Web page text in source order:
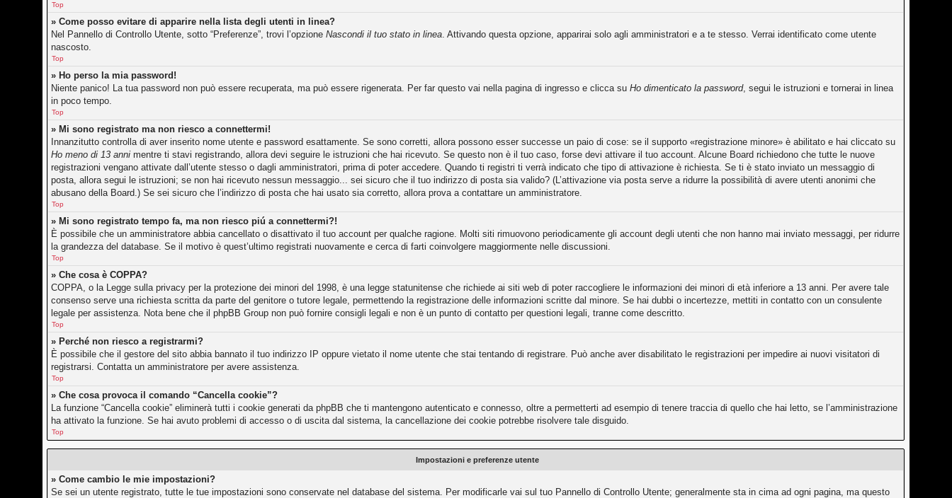
Top
» Come posso evitare di apparire nella lista degli utenti in linea?
Nel Pannello di Controllo Utente, sotto “Preferenze”, trovi l’opzioneNascondi il tuo stato in linea. Attivando questa opzione, apparirai solo agli amministratori e a te stesso. Verrai identificato come utente
nascosto.
Top
» Ho perso la mia password!
Niente panico! La tua password non può essere recuperata, ma può essere rigenerata. Per far questo vai nella pagina di ingresso e clicca suHo dimenticato la password, segui le istruzioni e tornerai in linea
in poco tempo.
Top
» Mi sono registrato ma non riesco a connettermi!
Innanzitutto controlla di aver inserito nome utente e password esattamente. Se sono corretti, allora possono esser successe un paio di cose: se il supporto «registrazione minore» è abilitato e hai cliccato su
Ho meno di 13 anni mentre ti stavi registrando, allora devi seguire le istruzioni che hai ricevuto. Se questo non è il tuo caso, forse devi attivare il tuo account. Alcune Board richiedono che tutte le nuove
registrazioni vengano attivate dall’utente stesso o dagli amministratori, prima di poter accedere. Quando ti registri ti verrà indicato che tipo di attivazione è richiesta. Se ti è stato inviato un messaggio di
posta, allora segui le istruzioni; se non hai ricevuto nessun messaggio... sei sicuro che il tuo indirizzo di posta sia valido? (L’attivazione via posta serve a ridurre la possibilità di avere utenti anonimi che
abusano della Board.) Se sei sicuro che l’indirizzo di posta che hai usato sia corretto, allora prova a contattare un amministratore.
Top
» Mi sono registrato tempo fa, ma non riesco piú a connettermi?!
È possibile che un amministratore abbia cancellato o disattivato il tuo account per qualche ragione. Molti siti rimuovono periodicamente gli account degli utenti che non hanno mai inviato messaggi, per ridurre
la grandezza del database. Se il motivo è quest’ultimo registrati nuovamente e cerca di farti coinvolgere maggiormente nelle discussioni.
Top
» Che cosa è COPPA?
COPPA, o la Legge sulla privacy per la protezione dei minori del 1998, è una legge statunitense che richiede ai siti web di poter raccogliere le informazioni dei minori di età inferiore a 13 anni. Per avere tale
consenso serve una richiesta scritta da parte del genitore o tutore legale, permettendo la registrazione delle informazioni scritte dal minore. Se hai dubbi o incertezze, mettiti in contatto con un consulente
legale per assistenza. Nota bene che il phpBB Group non può fornire consigli legali e non è un punto di contatto per questioni legali, tranne come descritto.
Top
» Perché non riesco a registrarmi?
È possibile che il gestore del sito abbia bannato il tuo indirizzo IP oppure vietato il nome utente che stai tentando di registrare. Può anche aver disabilitato le registrazioni per impedire ai nuovi visitatori di
registrarsi. Contatta un amministratore per avere assistenza.
Top
» Che cosa provoca il comando “Cancella cookie”?
La funzione “Cancella cookie” eliminerà tutti i cookie generati da phpBB che ti mantengono autenticato e connesso, oltre a permetterti ad esempio di tenere traccia di quello che hai letto, se l’amministrazione
ha attivato la funzione. Se hai avuto problemi di accesso o di uscita dal sistema, la cancellazione dei cookie potrebbe risolvere tale disguido.
Top
Impostazioni e preferenze utente
» Come cambio le mie impostazioni?
Se sei un utente registrato, tutte le tue impostazioni sono conservate nel database del sistema. Per modificarle vai sul tuo Pannello di Controllo Utente; generalmente sta in cima ad ogni pagina, ma questo